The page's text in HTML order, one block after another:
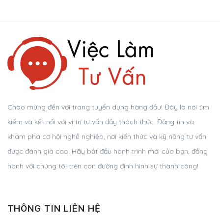
Chào mừng đến với trang tuyển dụng hàng đầu! Đây là nơi tìm
kiếm và kết nối với vị trí tư vấn đầy thách thức. Đăng tin và
khám phá cơ hội nghề nghiệp, nơi kiến thức và kỹ năng tư vấn
được đánh giá cao. Hãy bắt đầu hành trình mới của bạn, đồng
hành với chúng tôi trên con đường định hình sự thành công!
THÔNG TIN LIÊN HỆ